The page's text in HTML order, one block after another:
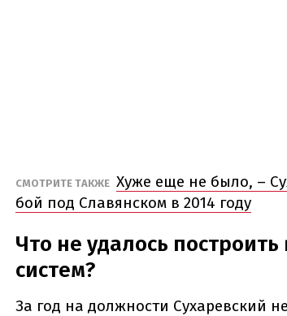
СМОТРИТЕ ТАКЖЕ Хуже еще не было, –
бой под Славянском в 2014 году
Что не удалось
систем?
За год на должности Сухаревский